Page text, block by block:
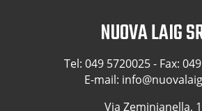
NUOVA LAIG
Tel: 049 5720025- Fax:
E-mail:
Via Zeminianella,